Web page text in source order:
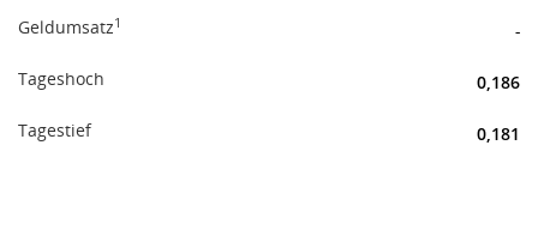
Geldumsatz1 -
Tageshoch 0,186
Tagestief 0,181